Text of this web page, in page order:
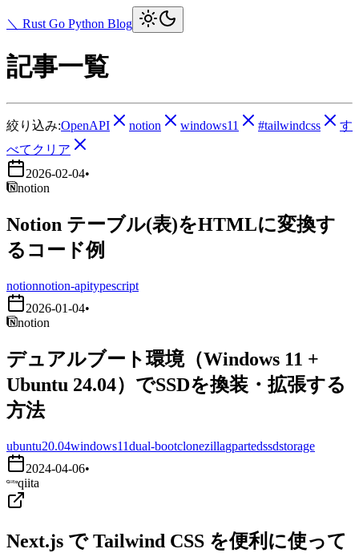
＼ Rust Go Python Blog
記事一覧
絞り込み:OpenAPI notion windows11 #tailwindcss
す
べてクリア
2026-02-04•
notion
Notion テーブル(表)をHTMLに変換す
るコード例
notionnotion-apitypescript
2026-01-04•
notion
デュアルブート環境（Windows 11 +
Ubuntu 24.04）でSSDを換装・拡張する
方法
ubuntu20.04windows11dual-bootclonezillagpartedssdstorage
2024-04-06•
qiita
Next.js で Tailwind CSS を便利に使って